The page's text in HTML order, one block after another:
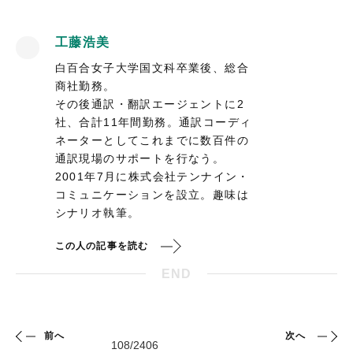
工藤浩美
白百合女子大学国文科卒業後、総合
商社勤務。
その後通訳・翻訳エージェントに2
社、合計11年間勤務。通訳コーディ
ネーターとしてこれまでに数百件の
通訳現場のサポートを行なう。
2001年7月に株式会社テンナイン・
コミュニケーションを設立。趣味は
シナリオ執筆。
この人の記事を読む
END
前へ 次へ